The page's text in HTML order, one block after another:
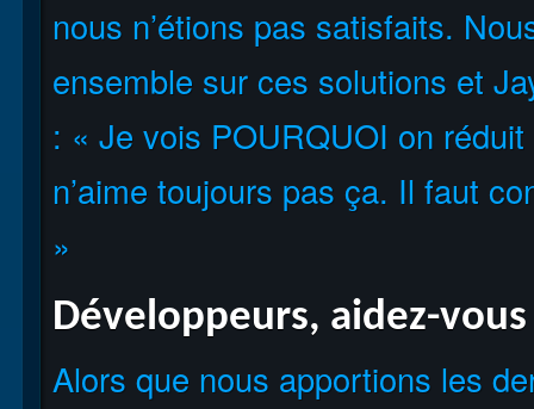
nous n’étions pas satisfaits.
ensemble sur ces solutions et
: « Je vois POURQUOI on
n’aime toujours pas ça. Il faut
»
Développeurs, aidez-
Alors que nous apportions les